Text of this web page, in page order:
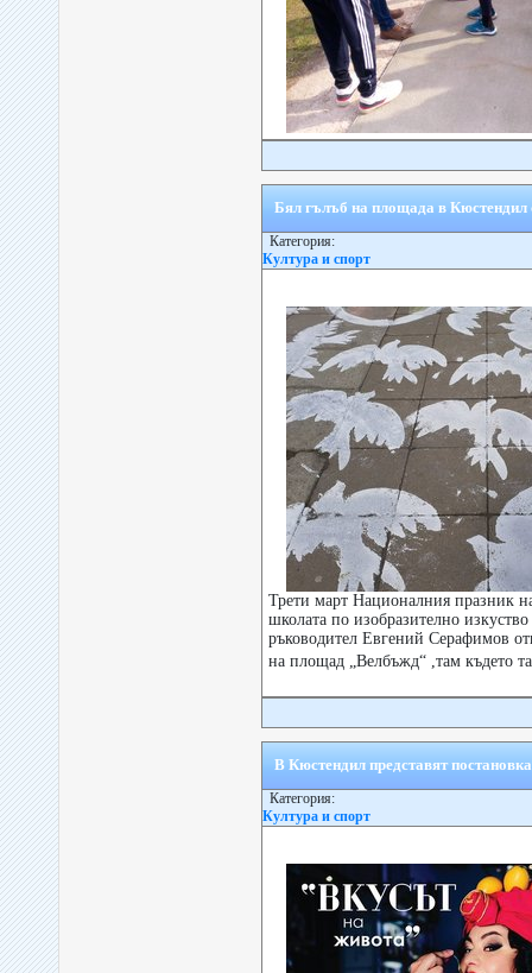
Бял гълъб на площада в Кюстендил
Категория:
Култура и спорт
Трети март Националния празник
школата по изобразително
ръководител Евгений Серафимов
на площад „Велбъжд“ ,там където
В Кюстендил представят
Категория:
Култура и спорт